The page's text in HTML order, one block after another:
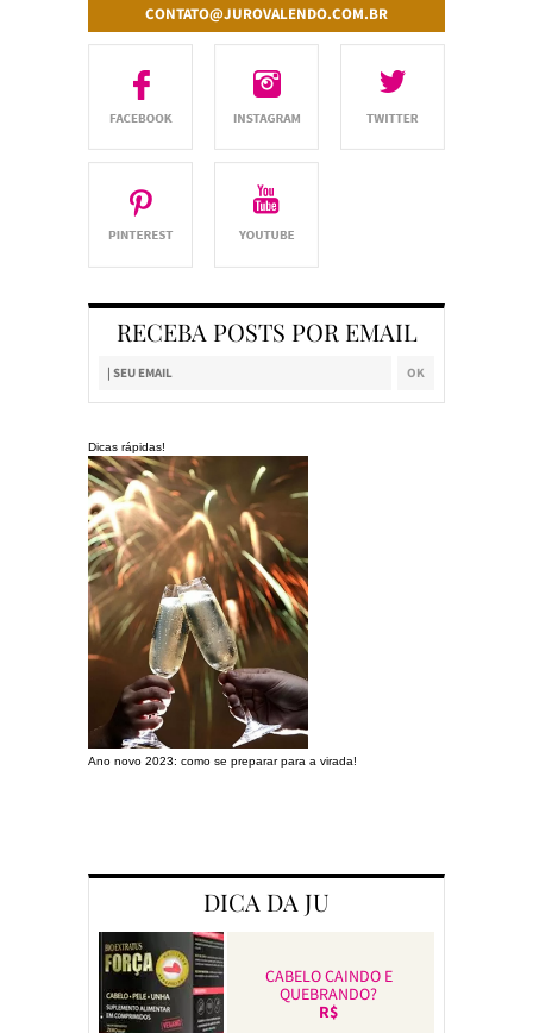
CONTATO@JUROVALENDO.COM.BR
RECEBA POSTS POR EMAIL
Dicas rápidas!
Ano novo 2023: como se preparar para a virada!
DICA DA JU
CABELO CAINDO E
QUEBRANDO?
R$